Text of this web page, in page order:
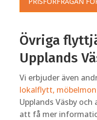
Övriga
Upplands
Vi erbjuder även
lokalflytt,
Upplands Väsby
att få mer